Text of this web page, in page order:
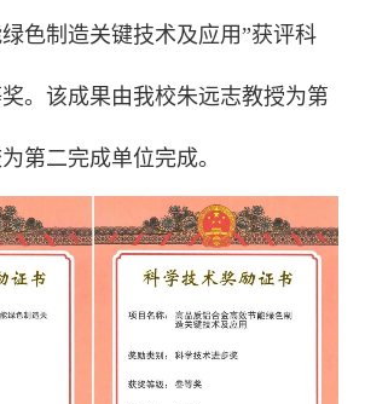
色制造关键技术及应用”获评科
。该成果由我校朱远志教授为第
第二完成单位完成。